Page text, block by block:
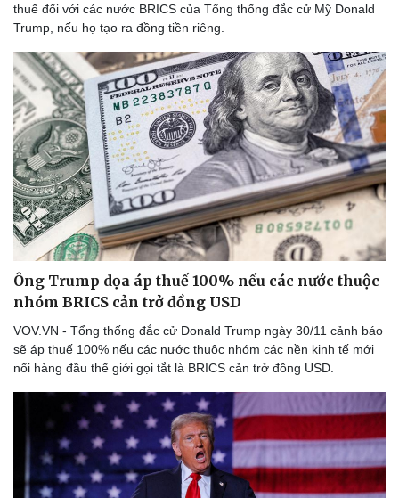
Thể thao
Lịch thi đấu bóng đá
Thế giới thể thao
eSports
Hậu trường
Ô tô - Xe máy
Xe máy
Tư vấn
thuế đối với các nước BRICS của Tổng thống đắc cử Mỹ Donald
Trump, nếu họ tạo ra đồng tiền riêng.
Ông Trump dọa áp thuế 100% nếu các nước thuộc
nhóm BRICS cản trở đồng USD
VOV.VN - Tổng thống đắc cử Donald Trump ngày 30/11 cảnh báo
sẽ áp thuế 100% nếu các nước thuộc nhóm các nền kinh tế mới
nổi hàng đầu thế giới gọi tắt là BRICS cản trở đồng USD.